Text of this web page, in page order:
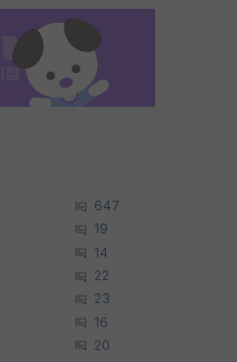
647
19
14
22
23
16
20